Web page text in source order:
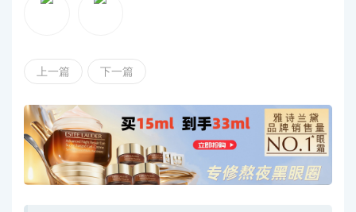
上一篇 下一篇